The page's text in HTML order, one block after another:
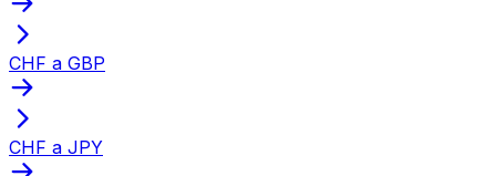
CHF a GBP
CHF a JPY